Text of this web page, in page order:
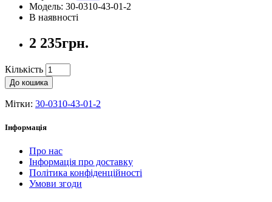
Модель: 30-0310-43-01-2
В наявності
2 235грн.
Кількість
До кошика
Мітки: 30-0310-43-01-2
Інформація
Про нас
Інформація про доставку
Політика конфіденційності
Умови згоди